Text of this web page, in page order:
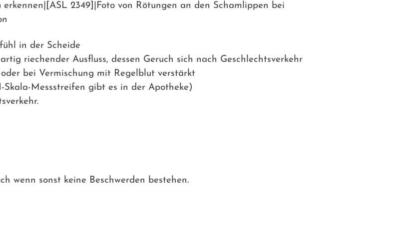
2349]|Foto von Rötungen an den Schamlippen bei
in der Scheide
riechender Ausfluss, dessen Geruch sich nach Geschlechtsverkehr
bei Vermischung mit Regelblut verstärkt
Messstreifen gibt es in der Apotheke)
wenn sonst keine Beschwerden bestehen.